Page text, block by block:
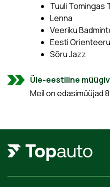
Tuuli Tomingas
Lenna
Veeriku
Eesti
Sõru Jazz
Üle-eestiline
Meil on edasimüüjad